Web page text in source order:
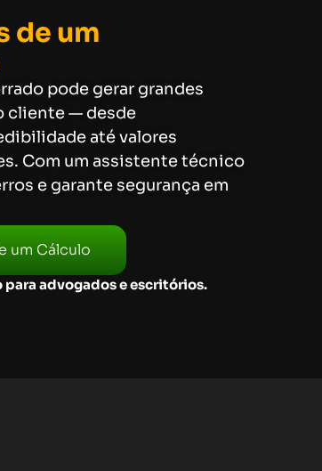
de um
pode gerar grandes
cliente — desde
até valores
Com um assistente técnico
e garante segurança em
um Cálculo
advogados e escritórios.